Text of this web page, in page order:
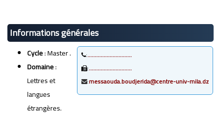
Informations générales
:…………………………
:………………………..
:messaouda.boudjerida@centre-univ-mila.dz
Cycle: Master .
Domaine:
Lettres et
langues
étrangères.